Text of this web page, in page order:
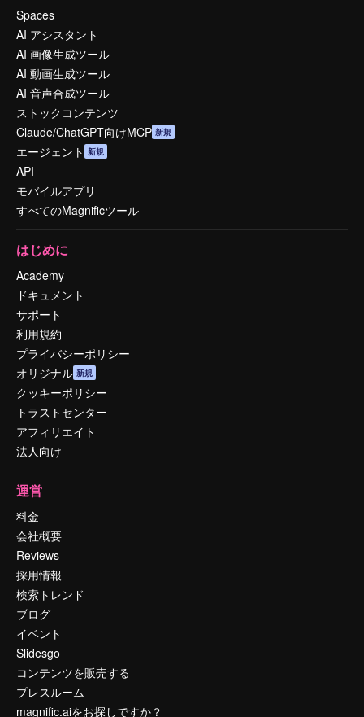
Spaces
AI アシスタント
AI 画像生成ツール
AI 動画生成ツール
AI 音声合成ツール
ストックコンテンツ
Claude/ChatGPT向けMCP 新規
エージェント 新規
API
モバイルアプリ
すべてのMagnificツール
はじめに
Academy
ドキュメント
サポート
利用規約
プライバシーポリシー
オリジナル 新規
クッキーポリシー
トラストセンター
アフィリエイト
法人向け
運営
料金
会社概要
Reviews
採用情報
検索トレンド
ブログ
イベント
Slidesgo
コンテンツを販売する
プレスルーム
magnific.aiをお探しですか？